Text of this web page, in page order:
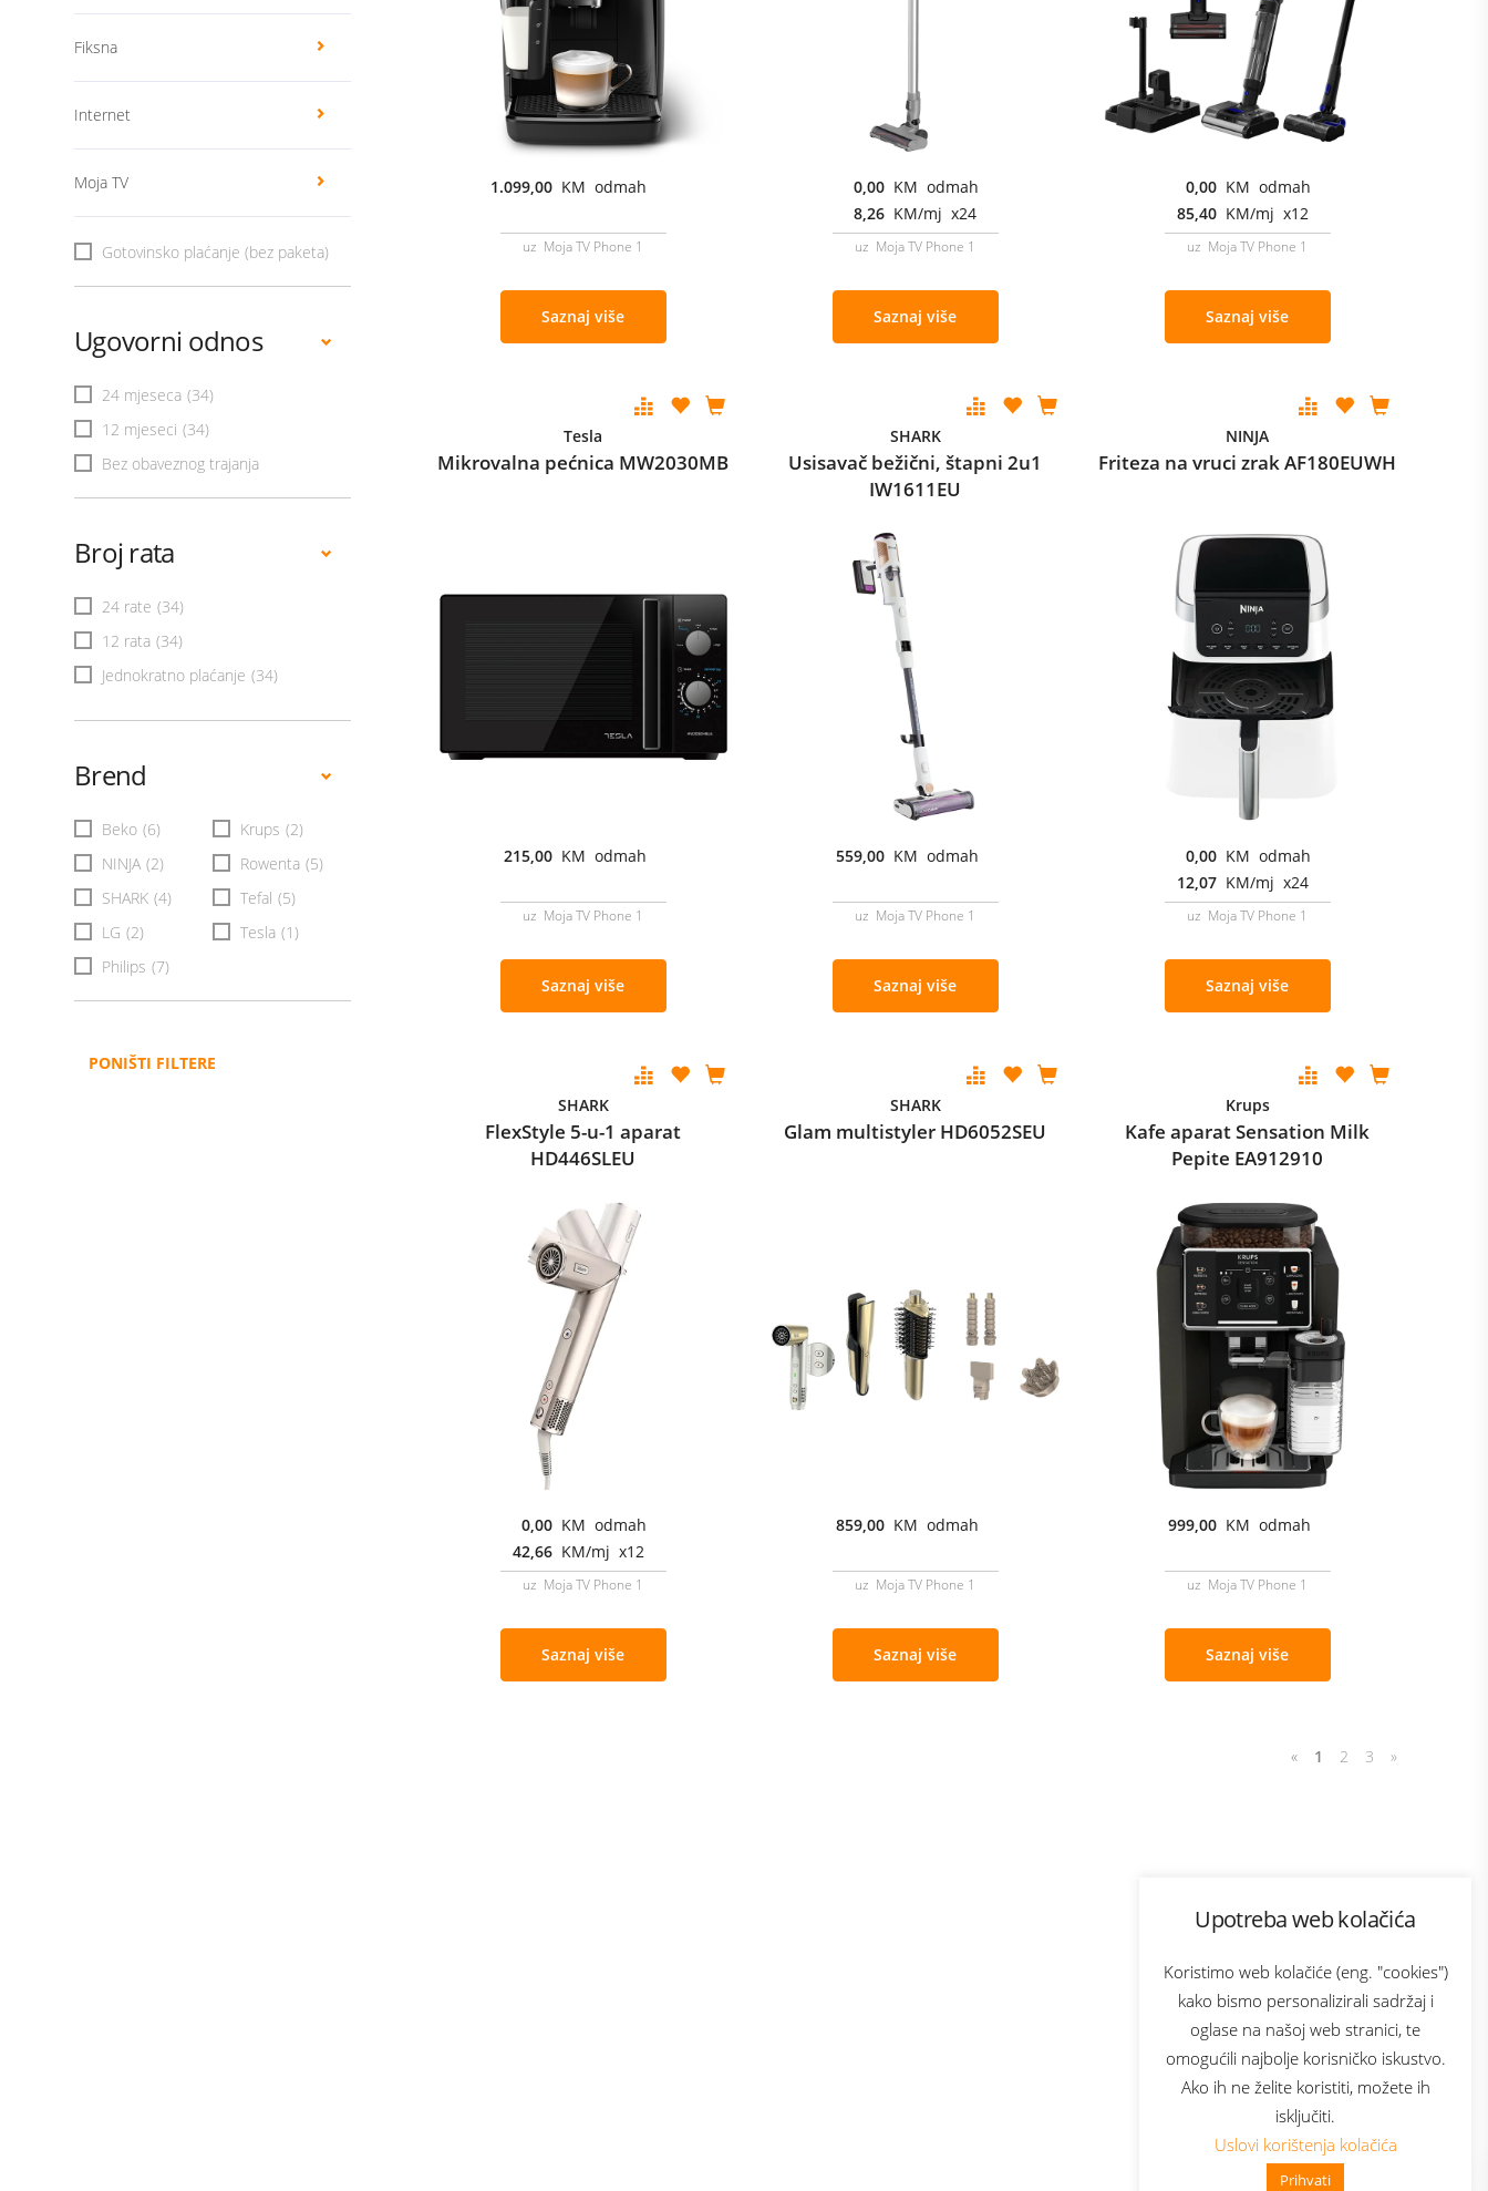
Upotreba web kolačića
Koristimo web kolačiće (eng. "cookies")
kako bismo personalizirali sadržaj i
oglase na našoj web stranici, te
omogućili najbolje korisničko iskustvo.
Ako ih ne želite koristiti, možete ih
isključiti.
Uslovi korištenja kolačića
Prihvati
👋 Zdravo, kako mogu pomoći?
Fiksna
Internet
Moja TV
Gotovinsko plaćanje (bez paketa)
Ugovorni odnos
24 mjeseca (34)
12 mjeseci (34)
Bez obaveznog trajanja
Broj rata
24 rate (34)
12 rata (34)
Jednokratno plaćanje (34)
Brend
Beko (6) Krups (2)
NINJA (2) Rowenta (5)
SHARK (4) Tefal (5)
LG (2) Tesla (1)
Philips (7)
PONIŠTI FILTERE
1.099,00 KM odmah
uz Moja TV Phone 1
Saznaj više
0,00 KM odmah
8,26 KM/mj x24
uz Moja TV Phone 1
Saznaj više
0,00 KM odmah
85,40 KM/mj x12
uz Moja TV Phone 1
Saznaj više
Tesla
Mikrovalna pećnica MW2030MB
215,00 KM odmah
uz Moja TV Phone 1
Saznaj više
SHARK
Usisavač bežični, štapni 2u1
IW1611EU
559,00 KM odmah
uz Moja TV Phone 1
Saznaj više
NINJA
Friteza na vruci zrak AF180EUWH
0,00 KM odmah
12,07 KM/mj x24
uz Moja TV Phone 1
Saznaj više
SHARK
FlexStyle 5-u-1 aparat
HD446SLEU
0,00 KM odmah
42,66 KM/mj x12
uz Moja TV Phone 1
Saznaj više
SHARK
Glam multistyler HD6052SEU
859,00 KM odmah
uz Moja TV Phone 1
Saznaj više
Krups
Kafe aparat Sensation Milk
Pepite EA912910
999,00 KM odmah
uz Moja TV Phone 1
Saznaj više
« 1 2 3 »
Bonus plus
Prijava za newsletter